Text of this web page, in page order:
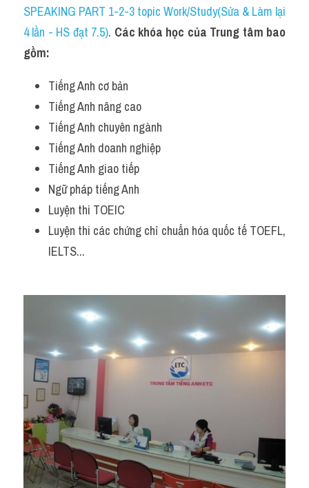
SPEAKING PART 1-2-3 topic Work/Study(Sửa & Làm lại
4 lần - HS đạt 7.5). Các khóa học của Trung tâm bao
gồm:
Tiếng Anh cơ bản
Tiếng Anh nâng cao
Tiếng Anh chuyên ngành
Tiếng Anh doanh nghiệp
Tiếng Anh giao tiếp
Ngữ pháp tiếng Anh
Luyện thi TOEIC
Luyện thi các chứng chỉ chuẩn hóa quốc tế TOEFL,
IELTS...